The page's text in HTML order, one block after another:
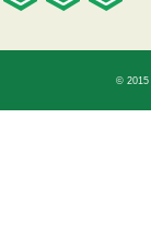
© 2015